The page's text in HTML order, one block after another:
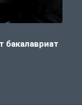
бакалавриат